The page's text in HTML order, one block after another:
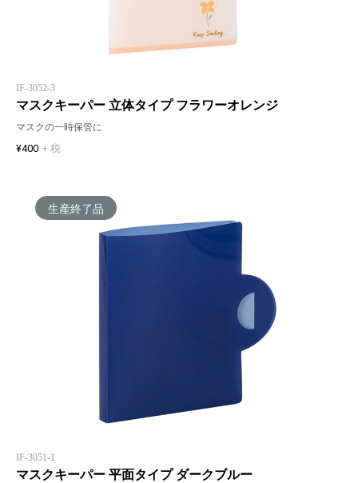
IF-3052-3
マスクキーパー 立体タイプ フラワーオレンジ
マスクの一時保管に
¥400 + 税
生産終了品
IF-3051-1
マスクキーパー 平面タイプ ダークブルー